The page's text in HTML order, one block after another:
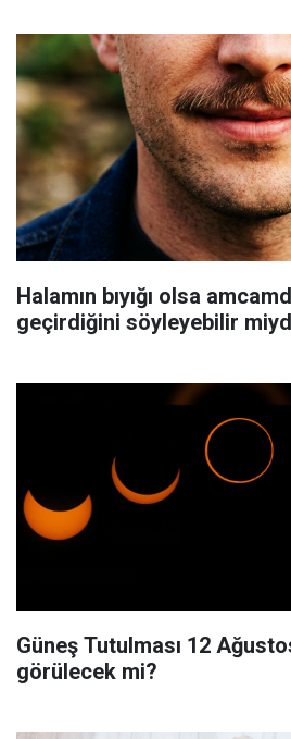
Halamın bıyığı olsa
geçirdiğini söyleyebilir
Güneş Tutulması 12
görülecek mi?